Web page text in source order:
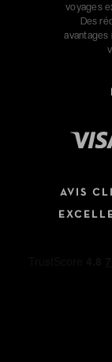
voyages
Des
avantages
AVIS